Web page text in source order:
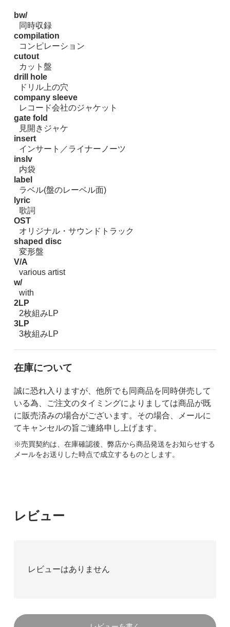
bw/
同時収録
compilation
コンピレーション
cutout
カット盤
drill hole
ドリル上の穴
company sleeve
レコード会社のジャケット
gate fold
見開きジャケ
insert
インサート／ライナーノーツ
inslv
内袋
label
ラベル(盤のレーベル面)
lyric
歌詞
OST
オリジナル・サウンドトラック
shaped disc
変形盤
V/A
various artist
w/
with
2LP
2枚組みLP
3LP
3枚組みLP
在庫について
誠に恐れ入りますが、他所でも同商品を同時併売して
いる為、ご注文のタイミングによりましては商品が既
に販売済みの場合がございます。その場合、メールに
てキャンセルの旨ご連絡申し上げます。
※売買契約は、在庫確認後、弊店から商品発送をお知らせする
メールをお送りした時点で成立するものとします。
レビュー
レビューはありません